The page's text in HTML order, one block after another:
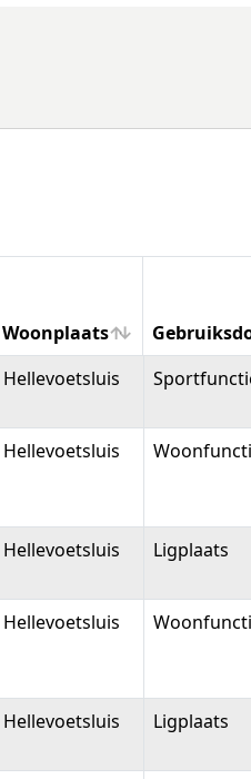
Woonplaats
Woonplaats
Hellevoetsluis
Hellevoetsluis
Hellevoetsluis Ligplaats
Hellevoetsluis
Hellevoetsluis Ligplaats